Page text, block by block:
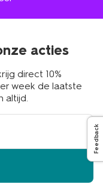
Feedback
acties
direct 10%
week de laatste
altijd.